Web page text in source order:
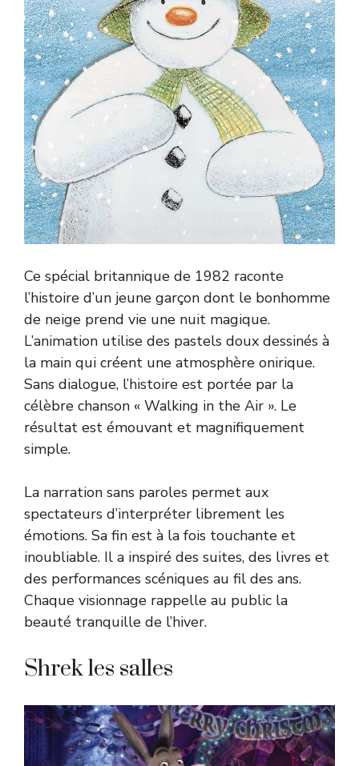
Ce spécial britannique de 1982 raconte
l’histoire d’un jeune garçon dont le bonhomme
de neige prend vie une nuit magique.
L’animation utilise des pastels doux dessinés à
la main qui créent une atmosphère onirique.
Sans dialogue, l’histoire est portée par la
célèbre chanson « Walking in the Air ». Le
résultat est émouvant et magnifiquement
simple.
La narration sans paroles permet aux
spectateurs d’interpréter librement les
émotions. Sa fin est à la fois touchante et
inoubliable. Il a inspiré des suites, des livres et
des performances scéniques au fil des ans.
Chaque visionnage rappelle au public la
beauté tranquille de l’hiver.
Shrek les salles